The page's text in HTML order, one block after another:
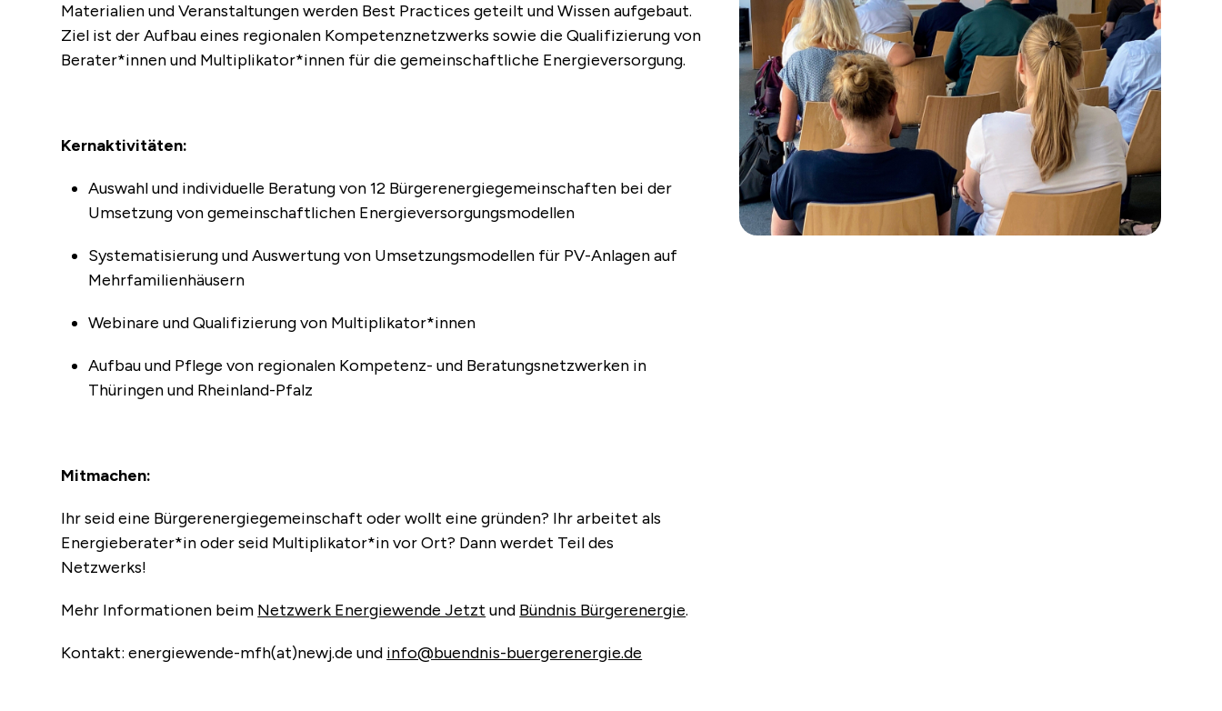
Materialien und Veranstaltungen werden Best Practices geteilt und Wissen aufgebaut.
Ziel ist der Aufbau eines regionalen Kompetenznetzwerks sowie die Qualifizierung von
Berater*innen und Multiplikator*innen für die gemein­schaftliche Energie­versorgung.
Kernaktivitäten:
Auswahl und individuelle Beratung von 12 Bürgerenergiegemeinschaften bei der
Umsetzung von gemein­schaftlichen Energie­versorgungsmodellen
Systematisierung und Auswertung von Umsetzungsmodellen für PV-Anlagen auf
Mehrfamilienhäusern
Webinare und Qualifizierung von Multiplikator*innen
Aufbau und Pflege von regionalen Kompetenz- und Beratungsnetzwerken in
Thüringen und Rheinland-Pfalz
Mitmachen:
Ihr seid eine Bürgerenergiegemeinschaft oder wollt eine gründen? Ihr arbeitet als
Energieberater*in oder seid Multiplikator*in vor Ort? Dann werdet Teil des
Netzwerks!
Mehr Informationen beim Netzwerk Energiewende Jetzt und Bündnis Bürgerenergie.
Kontakt: energiewende-mfh(at)newj.de und info@buendnis-buergerenergie.de